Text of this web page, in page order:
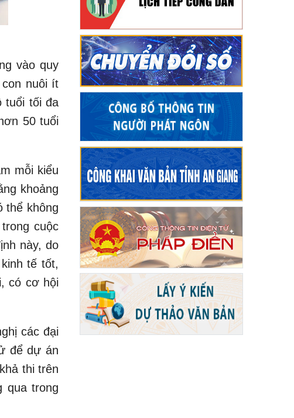
vào quy
nuôi ít
tuổi tối đa
50 tuổi
mỗi kiểu
khoảng
thể không
cuộc
này, do
tế tốt,
có cơ hội
các đại
để dự án
thi trên
qua trong